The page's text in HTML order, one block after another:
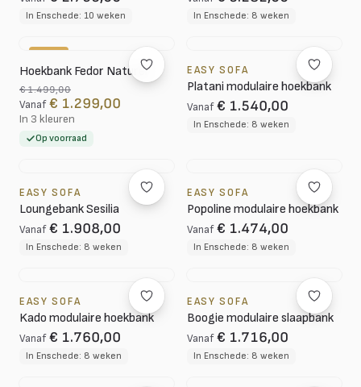
In Enschede: 10 weken In Enschede: 8 weken
Hoekbank Fedor Naturel
€ 1.499,00
Vanaf € 1.299,00
In 3 kleuren
Op voorraad
EASY SOFA
Platani modulaire hoekbank
Vanaf € 1.540,00
In Enschede: 8 weken
EASY SOFA
Loungebank Sesilia
Vanaf € 1.908,00
In Enschede: 8 weken
EASY SOFA
Popoline modulaire hoekbank
Vanaf € 1.474,00
In Enschede: 8 weken
EASY SOFA
Kado modulaire hoekbank
Vanaf € 1.760,00
In Enschede: 8 weken
EASY SOFA
Boogie modulaire slaapbank
Vanaf € 1.716,00
In Enschede: 8 weken